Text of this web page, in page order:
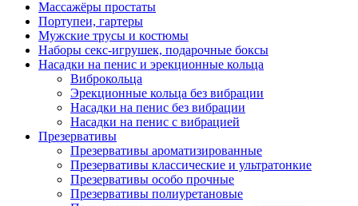
Массажёры простаты
Портупеи, гартеры
Мужские трусы и костюмы
Наборы секс-игрушек, подарочные боксы
Насадки на пенис и эрекционные кольца
Виброкольца
Эрекционные кольца без вибрации
Насадки на пенис без вибрации
Насадки на пенис с вибрацией
Презервативы
Презервативы ароматизированные
Презервативы классические и ультратонкие
Презервативы особо прочные
Презервативы полиуретановые